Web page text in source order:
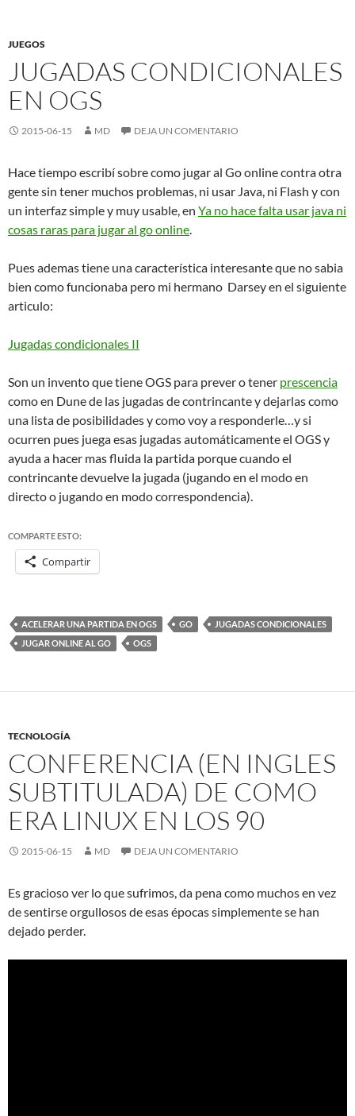
JUEGOS
JUGADAS CONDICIONALES
EN OGS
2015-06-15 MD DEJA UN COMENTARIO
Hace tiempo escribí sobre como jugar al Go online contra otra
gente sin tener muchos problemas, ni usar Java, ni Flash y con
un interfaz simple y muy usable, en Ya no hace falta usar java ni
cosas raras para jugar al go online.
Pues ademas tiene una característica interesante que no sabia
bien como funcionaba pero mi hermano Darsey en el siguiente
articulo:
Jugadas condicionales II
Son un invento que tiene OGS para prever o tener prescencia
como en Dune de las jugadas de contrincante y dejarlas como
una lista de posibilidades y como voy a responderle…y si
ocurren pues juega esas jugadas automáticamente el OGS y
ayuda a hacer mas fluida la partida porque cuando el
contrincante devuelve la jugada (jugando en el modo en
directo o jugando en modo correspondencia).
COMPARTE ESTO:
Compartir
ACELERAR UNA PARTIDA EN OGS GO
JUGADAS CONDICIONALES
JUGAR ONLINE AL GO
OGS
TECNOLOGÍA
CONFERENCIA (EN INGLES
SUBTITULADA) DE COMO
ERA LINUX EN LOS 90
2015-06-15 MD DEJA UN COMENTARIO
Es gracioso ver lo que sufrimos, da pena como muchos en vez
de sentirse orgullosos de esas épocas simplemente se han
dejado perder.